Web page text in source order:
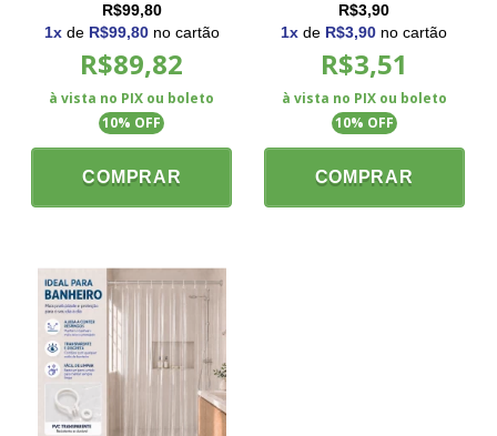
R$99,80
1xde R$99,80no cartão
R$89,82
à vista no PIX ou boleto
10% OFF
COMPRAR
R$3,90
1x de R$3,90 no cartão
R$3,51
à vista no PIX ou boleto
10% OFF
COMPRAR